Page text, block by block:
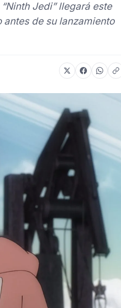
Jedi” llegará este
de su lanzamiento